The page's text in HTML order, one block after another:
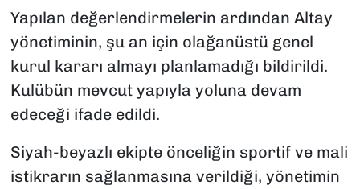
Yapılan değerlendirmelerin ardından Altay
yönetiminin, şu an için olağanüstü genel
kurul kararı almayı planlamadığı bildirildi.
Kulübün mevcut yapıyla yoluna devam
edeceği ifade edildi.
Siyah-beyazlı ekipte önceliğin sportif ve mali
istikrarın sağlanmasına verildiği, yönetimin